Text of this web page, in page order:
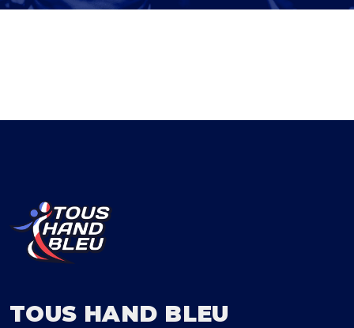
TOUS HAND BLEU